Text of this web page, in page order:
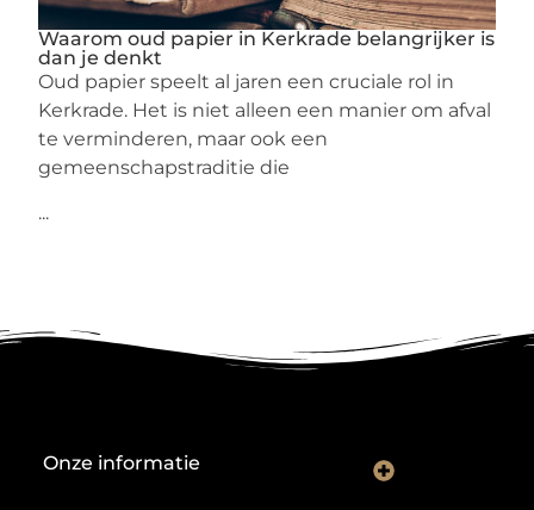
Waarom oud papier in Kerkrade belangrijker is
dan je denkt
Oud papier speelt al jaren een cruciale rol in
Kerkrade. Het is niet alleen een manier om afval
te verminderen, maar ook een
gemeenschapstraditie die
...
Onze informatie